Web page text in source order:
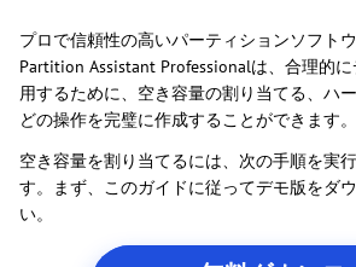
プロで信頼性の高いパーティションソフト
Partition Assistant Professionalは、合理的
用するために、空き容量の割り当てる、ハ
どの操作を完璧に作成することができます。
空き容量を割り当てるには、次の手順を実
す。まず、このガイドに従ってデモ版をダ
い。